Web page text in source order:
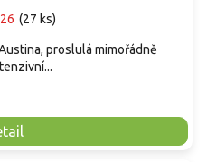
(27 ks)
proslulá mimořádně